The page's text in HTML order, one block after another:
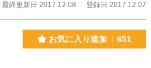
最終更新日 2017.12.08
登録日 2017.12.07
お気に入り追加 651